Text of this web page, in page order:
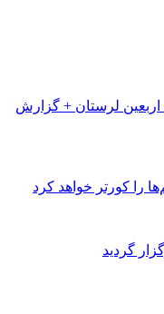
اربعین لرستان + گزارش
را کورتر خواهد کرد
گردید